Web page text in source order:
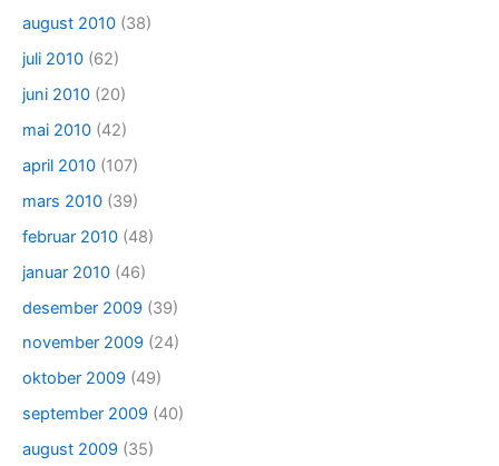
august 2010 (38)
juli 2010 (62)
juni 2010 (20)
mai 2010 (42)
april 2010 (107)
mars 2010 (39)
februar 2010 (48)
januar 2010 (46)
desember 2009 (39)
november 2009 (24)
oktober 2009 (49)
september 2009 (40)
august 2009 (35)